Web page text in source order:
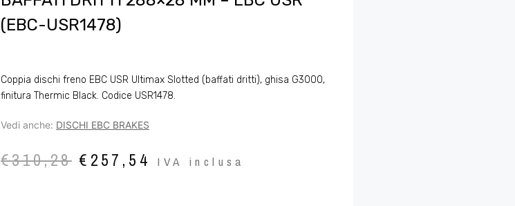
(EBC-USR1478)
Coppia dischi freno EBC USR Ultimax Slotted (baffati dritti), ghisa G3000,
finitura Thermic Black. Codice USR1478.
Vedi anche: DISCHI EBC BRAKES
€310,28 € 257,54 IVA inclusa